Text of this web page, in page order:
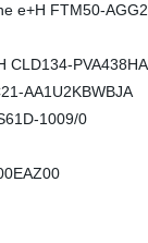
e+H FTM50-
CLD134-
AA1U2KBWBJA
1009/0